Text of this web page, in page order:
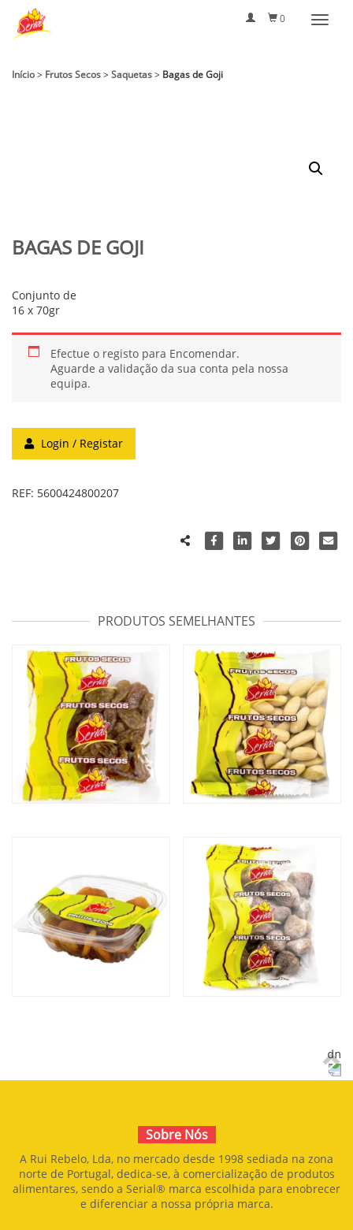
0
Início> Frutos Secos>Saquetas> Bagas de Goji
BAGAS DE GOJI
Conjunto de
16 x 70gr
Efectue o registo para Encomendar.
Aguarde a validação da sua conta pela nossa
equipa.
Login / Registar
REF: 5600424800207
PRODUTOS SEMELHANTES
MIOLO AMÊNDOA SEM
PELE
Sobre Nós
A Rui Rebelo, Lda, no mercado desde 1998 sediada na zona
norte de Portugal, dedica-se, à comercialização de produtos
alimentares, sendo a Serial® marca escolhida para enobrecer
e diferenciar a nossa própria marca.